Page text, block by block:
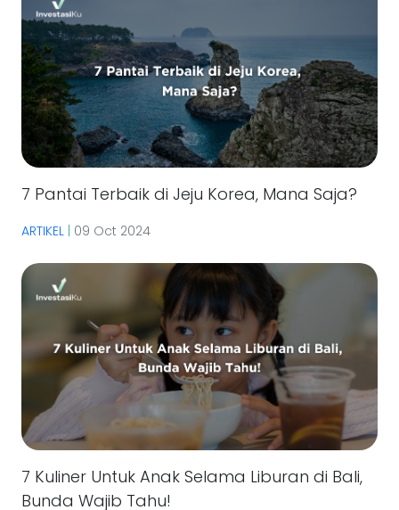
7 Pantai Terbaik di Jeju Korea, Mana Saja?
ARTIKEL | 09 Oct 2024
7 Kuliner Untuk Anak Selama Liburan di Bali,
Bunda Wajib Tahu!